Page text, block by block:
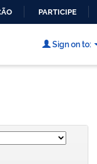
PARTICIPE
Sign on to: